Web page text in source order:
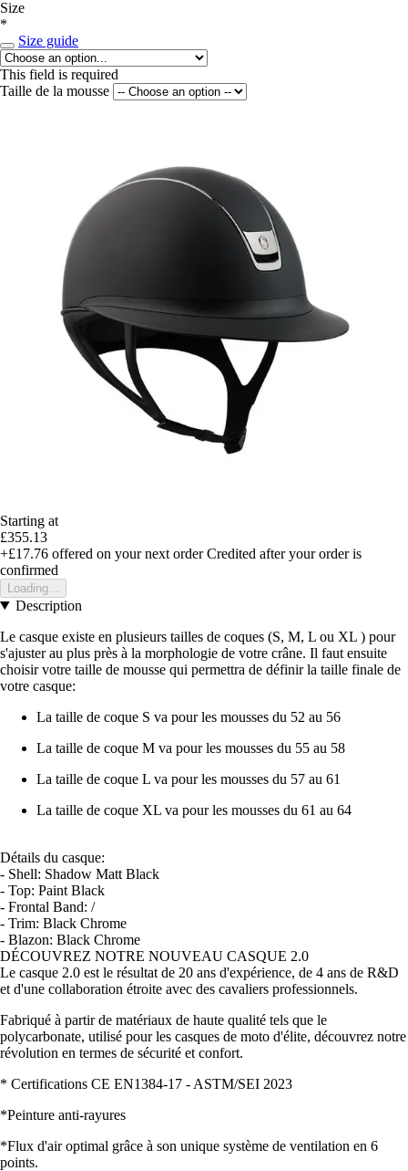
Size
*
Size guide
This field is required
Taille de la mousse
Starting at
£355.13
+£17.76 offered on your next order Credited after your order is
confirmed
Loading...
Description
Le casque existe en plusieurs tailles de coques (S, M, L ou XL ) pour
s'ajuster au plus près à la morphologie de votre crâne. Il faut ensuite
choisir votre taille de mousse qui permettra de définir la taille finale de
votre casque:
La taille de coque S va pour les mousses du 52 au 56
La taille de coque M va pour les mousses du 55 au 58
La taille de coque L va pour les mousses du 57 au 61
La taille de coque XL va pour les mousses du 61 au 64
Détails du casque:
- Shell: Shadow Matt Black
- Top: Paint Black
- Frontal Band: /
- Trim: Black Chrome
- Blazon: Black Chrome
DÉCOUVREZ NOTRE NOUVEAU CASQUE 2.0
Le casque 2.0 est le résultat de 20 ans d'expérience, de 4 ans de R&D
et d'une collaboration étroite avec des cavaliers professionnels.
Fabriqué à partir de matériaux de haute qualité tels que le
polycarbonate, utilisé pour les casques de moto d'élite, découvrez notre
révolution en termes de sécurité et confort.
* Certifications CE EN1384-17 - ASTM/SEI 2023
*Peinture anti-rayures
*Flux d'air optimal grâce à son unique système de ventilation en 6
points.